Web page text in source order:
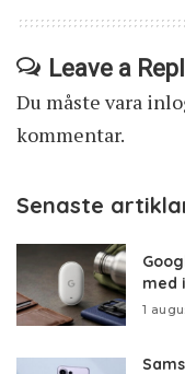
Leave a
Du måste vara
kommentar.
Senaste
med
1